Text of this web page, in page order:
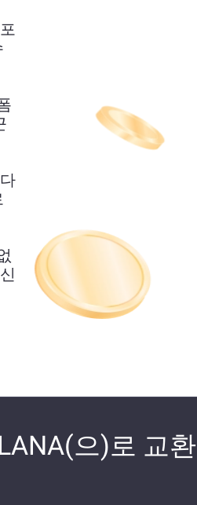
으)로 교환